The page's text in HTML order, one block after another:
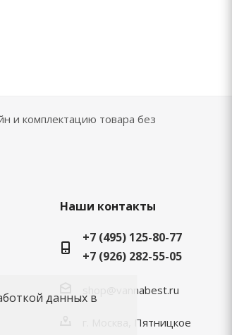
и комплектацию товара без
Наши контакты
+7 (495) 125-80-77
+7 (926) 282-55-05
shop@vannabest.ru
г. Москва, Пятницкое
данных в